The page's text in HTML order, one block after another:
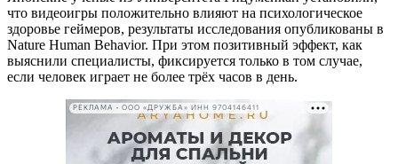
что видеоигры положительно влияют на психологическое
здоровье геймеров, результаты исследования опубликованы в
Nature Human Behavior. При этом позитивный эффект, как
выяснили специалисты, фиксируется только в том случае,
если человек играет не более трёх часов в день.
РЕКЛАМА • ООО «ДРУЖБА» ИНН 9704146411